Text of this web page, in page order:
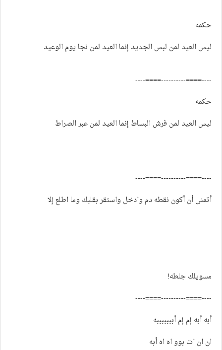
حكمه
ليس العيد لمن لبس الجديد إنما العيد لمن نجا يوم الوعيد
----====----------====----
حكمه
ليس العيد لمن فرش البساط إنما العيد لمن عبر الصراط
----====----------====----
أتمنى أن أكون نقطه دم وادخل واستقر بقلبك وما اطلع إلا
مسويلك جلطه!
----====----------====----
أبه أبه إم إم أبببببببه
ان ان ات بوو اه اه أبه